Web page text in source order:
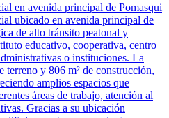
en avenida principal de Pomasqui
ubicado en avenida principal de
de alto tránsito peatonal y
educativo, cooperativa, centro
o instituciones. La
terreno y 806 m² de construcción,
amplios espacios que
áreas de trabajo, atención al
Gracias a su ubicación